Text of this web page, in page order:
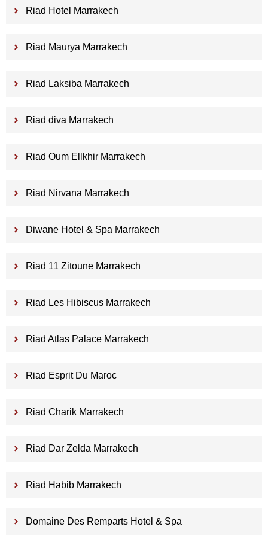
Riad Hotel Marrakech
Riad Maurya Marrakech
Riad Laksiba Marrakech
Riad diva Marrakech
Riad Oum Ellkhir Marrakech
Riad Nirvana Marrakech
Diwane Hotel & Spa Marrakech
Riad 11 Zitoune Marrakech
Riad Les Hibiscus Marrakech
Riad Atlas Palace Marrakech
Riad Esprit Du Maroc
Riad Charik Marrakech
Riad Dar Zelda Marrakech
Riad Habib Marrakech
Domaine Des Remparts Hotel & Spa